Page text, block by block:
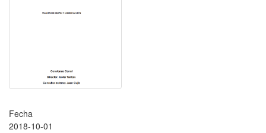
Fecha
2018-10-01